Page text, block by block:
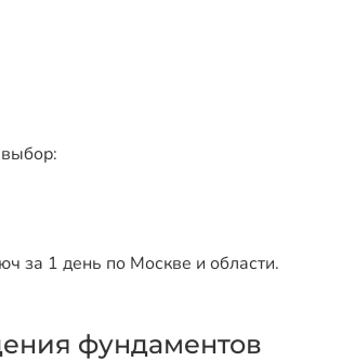
за 1 день по Москве и области.
фундаментов